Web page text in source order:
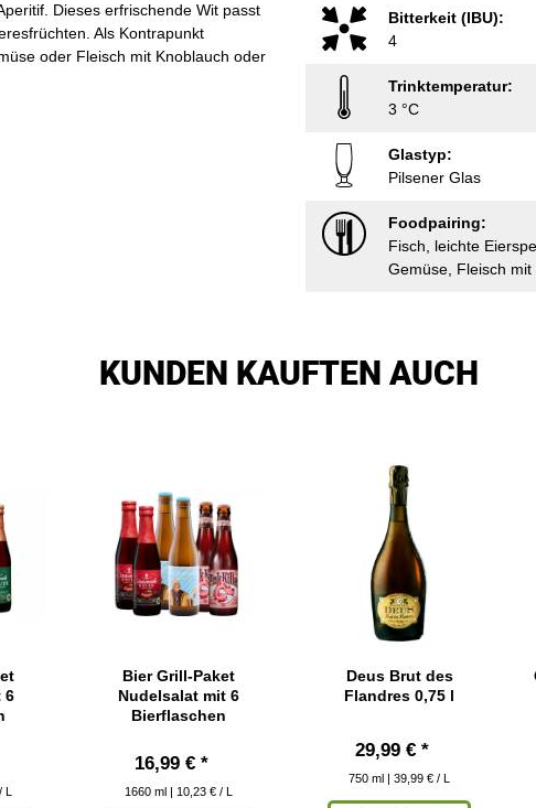
Dieses erfrischende Wit passt
Als Kontrapunkt
oder Fleisch mit Knoblauch oder
Bitterkeit (IBU):
4
Trinktemperatur:
3 °C
Glastyp:
Pilsener Glas
Foodpairing:
Fisch, leichte
Gemüse, Fleisch
KUNDEN KAUFTEN AUCH
6
L
Bier Grill-Paket
Nudelsalat mit 6
Bierflaschen
16,99 € *
1660 ml | 10,23 € / L
Deus Brut des
Flandres 0,75 l
29,99 € *
750 ml | 39,99 € / L